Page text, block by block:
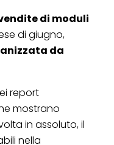
di moduli
di giugno,
da
report
mostrano
in assoluto, il
nella